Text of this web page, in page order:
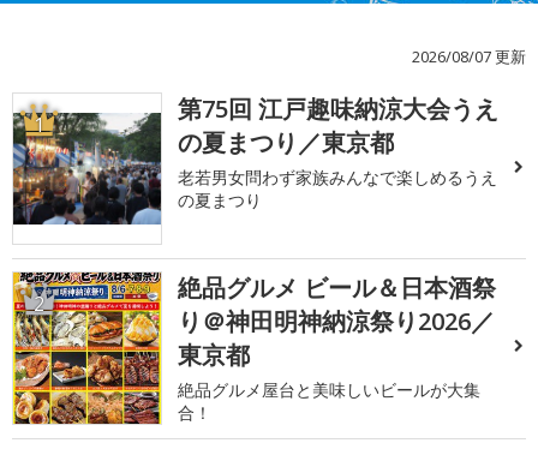
2026/08/07 更新
1
第75回 江戸趣味納涼大会うえ
の夏まつり／東京都
老若男女問わず家族みんなで楽しめるうえ
の夏まつり
2
絶品グルメ ビール＆日本酒祭
り＠神田明神納涼祭り2026／
東京都
絶品グルメ屋台と美味しいビールが大集
合！